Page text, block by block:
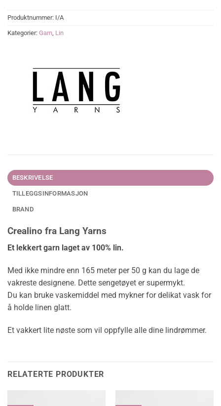
Produktnummer: I/A
Kategorier: Garn Lin
BESKRIVELSE
TILLEGGSINFORMASJON
BRAND
Crealino fra Lang Yarns
Et lekkert garn laget av 100% lin.
Med ikke mindre enn 165 meter per 50 g kan du lage de
vakreste designene. Dette sengetøyet er supermykt.
Du kan bruke vaskemiddel med mykner for delikat vask for
å holde linen glatt.
Et vakkert lite nøste som vil oppfylle alle dine lindrømmer.
RELATERTE PRODUKTER